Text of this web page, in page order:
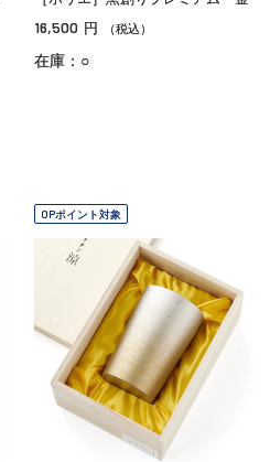
16,500 円 （税込）
在庫：○
OPポイント対象